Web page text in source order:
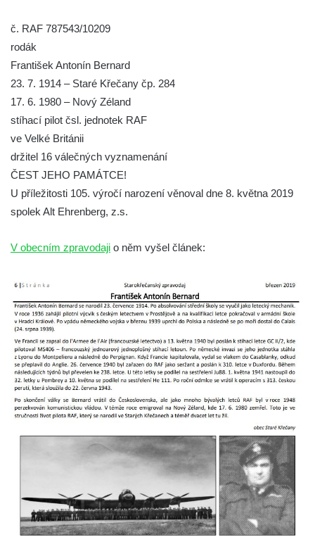
Socha Vydry si hrají v ZOO Hluboká
Socha Matka příroda v ZOO Hluboká
Socha Lišky v ZOO Hluboká
Socha Kudlanka v ZOO Hluboká
Socha Rys číhající na srnu v ZOO Hluboká
Socha Orlice v ZOO Hluboká
Socha Tygr v ZOO Hluboká
Socha Želva v ZOO Hluboká
Socha Housenka v ZOO Hluboká
Socha Nosorožík v ZOO Hluboká
Socha Rosomák v ZOO Hluboká
Socha Beruška v ZOO Hluboká
Socha Vážka v ZOO Hluboká
Socha Volavka v ZOO Hluboká
Flamingo trůn v ZOO Hluboká
Lavička Kůň Převalského v ZOO Hluboká
Lysá nad Labem, barokní město Šporkovo
Socha Opičákovník v ZOO Hluboká
Socha Roháč v ZOO Hluboká
Socha Mystik v ZOO Hluboká
č. RAF 787543/10209
rodák
František Antonín Bernard
23. 7. 1914 – Staré Křečany čp. 284
17. 6. 1980 – Nový Zéland
stíhací pilot čsl. jednotek RAF
ve Velké Británii
držitel 16 válečných vyznamenání
ČEST JEHO PAMÁTCE!
U příležitosti 105. výročí narození věnoval dne 8. května 2019
spolek Alt Ehrenberg, z.s.
V obecním zpravodaji o něm vyšel článek: